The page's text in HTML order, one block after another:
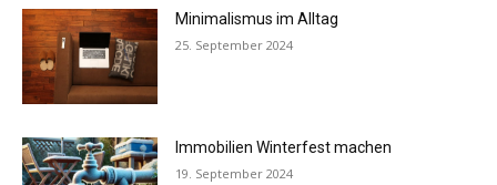
Minimalismus im Alltag
25. September 2024
Immobilien Winterfest machen
19. September 2024